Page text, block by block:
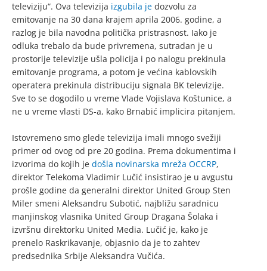
televiziju“. Ova televizija izgubila je dozvolu za
emitovanje na 30 dana krajem aprila 2006. godine, a
razlog je bila navodna politička pristrasnost. Iako je
odluka trebalo da bude privremena, sutradan je u
prostorije televizije ušla policija i po nalogu prekinula
emitovanje programa, a potom je većina kablovskih
operatera prekinula distribuciju signala BK televizije.
Sve to se dogodilo u vreme Vlade Vojislava Koštunice, a
ne u vreme vlasti DS-a, kako Brnabić implicira pitanjem.
Istovremeno smo glede televizija imali mnogo svežiji
primer od ovog od pre 20 godina. Prema dokumentima i
izvorima do kojih je došla novinarska mreža OCCRP,
direktor Telekoma Vladimir Lučić insistirao je u avgustu
prošle godine da generalni direktor United Group Sten
Miler smeni Aleksandru Subotić, najbližu saradnicu
manjinskog vlasnika United Group Dragana Šolaka i
izvršnu direktorku United Media. Lučić je, kako je
prenelo Raskrikavanje, objasnio da je to zahtev
predsednika Srbije Aleksandra Vučića.